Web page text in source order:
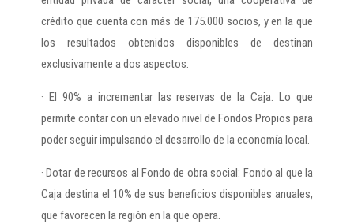
crédito que cuenta con más de 175.000 socios, y en la que
los resultados obtenidos disponibles de destinan
exclusivamente a dos aspectos:
· El 90% a incrementar las reservas de la Caja. Lo que
permite contar con un elevado nivel de Fondos Propios para
poder seguir impulsando el desarrollo de la economía local.
· Dotar de recursos al Fondo de obra social: Fondo al que la
Caja destina el 10% de sus beneficios disponibles anuales,
que favorecen la región en la que opera.